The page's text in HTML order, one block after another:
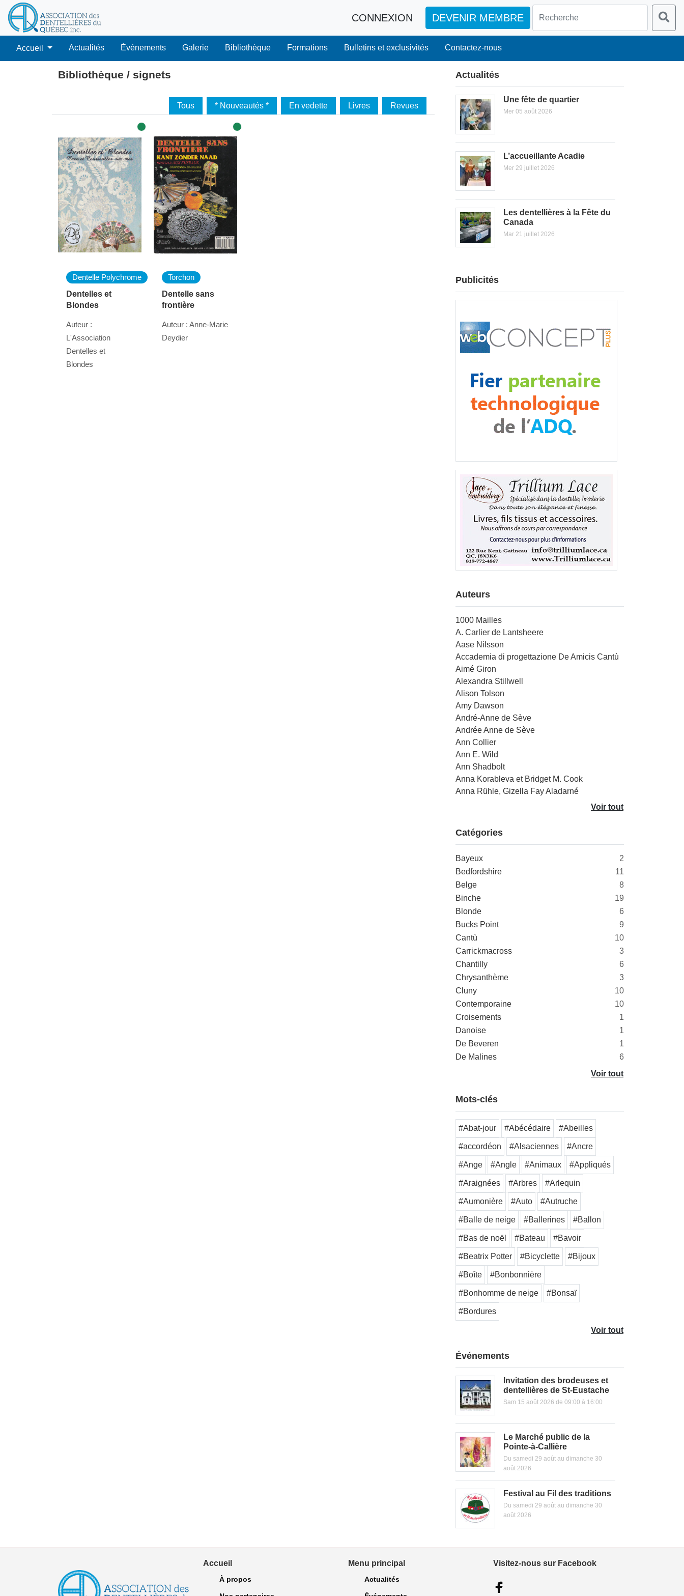
CONNEXION DEVENIR MEMBRE
Accueil Actualités Événements Galerie Bibliothèque Formations Bulletins et exclusivités Contactez-nous
Bibliothèque / signets
Tous * Nouveautés * En vedette Livres Revues
Dentelle Polychrome
Dentelles et
Blondes
Auteur :
L'Association
Dentelles et
Blondes
Torchon
Dentelle sans
frontière
Auteur : Anne-Marie
Deydier
Actualités
Une fête de quartier
Mer 05 août 2026
L’accueillante Acadie
Mer 29 juillet 2026
Les dentellières à la Fête du
Canada
Mar 21 juillet 2026
Publicités
Auteurs
1000 Mailles
A. Carlier de Lantsheere
Aase Nilsson
Accademia di progettazione De Amicis Cantù
Aimé Giron
Alexandra Stillwell
Alison Tolson
Amy Dawson
André-Anne de Sève
Andrée Anne de Sève
Ann Collier
Ann E. Wild
Ann Shadbolt
Anna Korableva et Bridget M. Cook
Anna Rühle, Gizella Fay Aladarné
Voir tout
Catégories
Bayeux
2
Bedfordshire
11
Belge
8
Binche
19
Blonde
6
Bucks Point
9
Cantù
10
Carrickmacross
3
Chantilly
6
Chrysanthème
3
Cluny
10
Contemporaine
10
Croisements
1
Danoise
1
De Beveren
1
De Malines
6
Voir tout
Mots-clés
#Abat-jour #Abécédaire #Abeilles
#accordéon #Alsaciennes #Ancre
#Ange #Angle #Animaux #Appliqués
#Araignées #Arbres #Arlequin
#Aumonière #Auto #Autruche
#Balle de neige #Ballerines #Ballon
#Bas de noël #Bateau #Bavoir
#Beatrix Potter #Bicyclette #Bijoux
#Boîte #Bonbonnière
#Bonhomme de neige #Bonsaï
#Bordures
Voir tout
Événements
Invitation des brodeuses et
dentellières de St-Eustache
Sam 15 août 2026 de 09:00 à 16:00
Le Marché public de la
Pointe-à-Callière
Du samedi 29 août au dimanche 30
août 2026
Festival au Fil des traditions
Du samedi 29 août au dimanche 30
août 2026
Accueil
À propos
Menu principal
Actualités
Visitez-nous sur Facebook